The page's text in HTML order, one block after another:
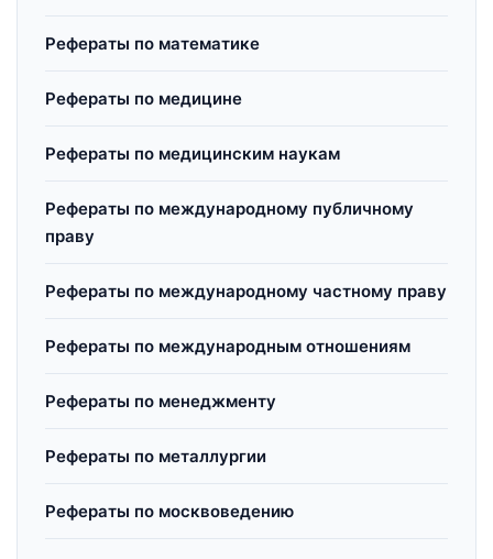
Рефераты по математике
Рефераты по медицине
Рефераты по медицинским наукам
Рефераты по международному публичному
праву
Рефераты по международному частному праву
Рефераты по международным отношениям
Рефераты по менеджменту
Рефераты по металлургии
Рефераты по москвоведению